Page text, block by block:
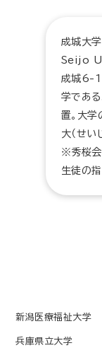
成城大学
Seijo
成城6-
学であ
置。大学
大（せい
※秀桜会
生徒の
新潟医療福祉大学
兵庫県立大学